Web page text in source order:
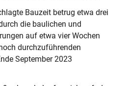
Bauzeit betrug etwa drei
die baulichen und
auf etwa vier Wochen
durchzuführenden
September 2023